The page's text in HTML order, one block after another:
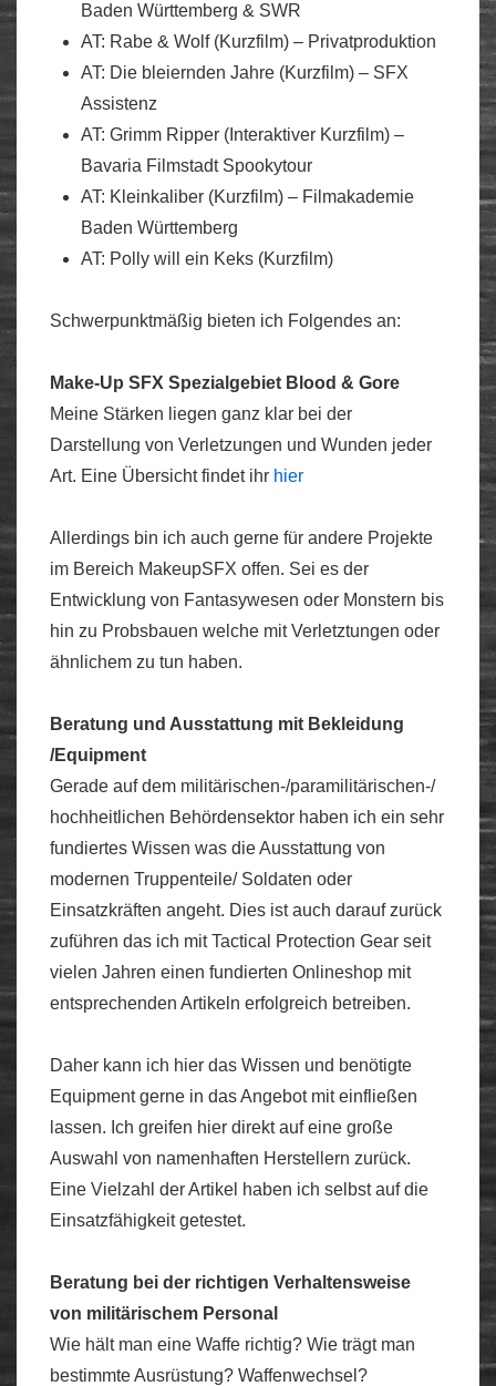
Baden Württemberg & SWR
AT: Rabe & Wolf (Kurzfilm) – Privatproduktion
AT: Die bleiernden Jahre (Kurzfilm) – SFX
Assistenz
AT: Grimm Ripper (Interaktiver Kurzfilm) –
Bavaria Filmstadt Spookytour
AT: Kleinkaliber (Kurzfilm) – Filmakademie
Baden Württemberg
AT: Polly will ein Keks (Kurzfilm)
Schwerpunktmäßig bieten ich Folgendes an:
Make-Up SFX Spezialgebiet Blood & Gore
Meine Stärken liegen ganz klar bei der
Darstellung von Verletzungen und Wunden jeder
Art. Eine Übersicht findet ihr hier
Allerdings bin ich auch gerne für andere Projekte
im Bereich MakeupSFX offen. Sei es der
Entwicklung von Fantasywesen oder Monstern bis
hin zu Probsbauen welche mit Verletztungen oder
ähnlichem zu tun haben.
Beratung und Ausstattung mit Bekleidung
/Equipment
Gerade auf dem militärischen-/paramilitärischen-/
hochheitlichen Behördensektor haben ich ein sehr
fundiertes Wissen was die Ausstattung von
modernen Truppenteile/ Soldaten oder
Einsatzkräften angeht. Dies ist auch darauf zurück
zuführen das ich mit Tactical Protection Gear seit
vielen Jahren einen fundierten Onlineshop mit
entsprechenden Artikeln erfolgreich betreiben.
Daher kann ich hier das Wissen und benötigte
Equipment gerne in das Angebot mit einfließen
lassen. Ich greifen hier direkt auf eine große
Auswahl von namenhaften Herstellern zurück.
Eine Vielzahl der Artikel haben ich selbst auf die
Einsatzfähigkeit getestet.
Beratung bei der richtigen Verhaltensweise
von militärischem Personal
Wie hält man eine Waffe richtig? Wie trägt man
bestimmte Ausrüstung? Waffenwechsel?